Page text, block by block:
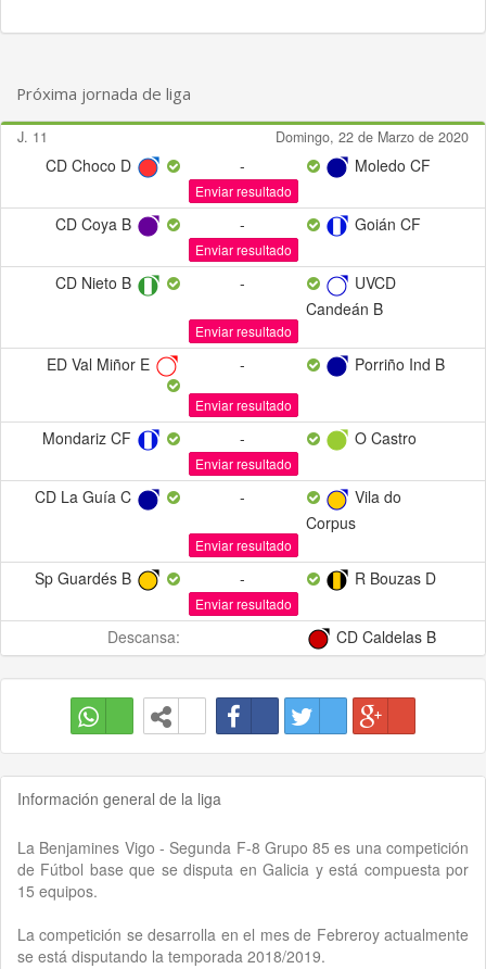
Próxima jornada de liga
J. 11 Domingo, 22 de Marzo de 2020
CD Choco D - Moledo CF
Enviar resultado
CD Coya B - Goián CF
Enviar resultado
CD Nieto B -
UVCD
Candeán B
Enviar resultado
ED Val Miñor E - Porriño Ind B
Enviar resultado
Mondariz CF - O Castro
Enviar resultado
CD La Guía C -
Vila do
Corpus
Enviar resultado
Sp Guardés B - R Bouzas D
Enviar resultado
Descansa: CD Caldelas B
Información general de la liga
La Benjamines Vigo - Segunda F-8 Grupo 85 es una competición
de Fútbol base que se disputa en Galicia y está compuesta por
15 equipos.
La competición se desarrolla en el mes de Febreroy actualmente
se está disputando la temporada 2018/2019.